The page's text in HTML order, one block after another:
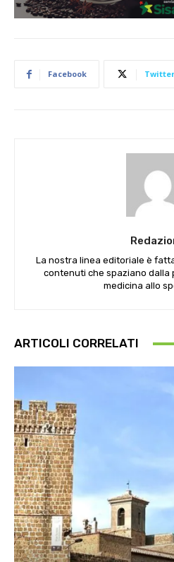
Facebook Twitter
La nostra linea editoriale è
contenuti che spaziano dalla
medicina allo
ARTICOLI CORRELATI